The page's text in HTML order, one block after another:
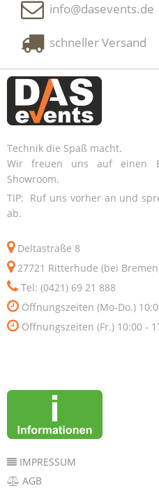
info@dasevents.de
schneller Versand
Technik die Spaß macht.
Wir freuen uns auf einen
Showroom.
TIP: Ruf uns vorher an und
ab.
Deltastraße 8
27721 Ritterhude (bei
Tel: (0421) 69 21 888
Öffnungszeiten (Mo-Do.)
Öffnungszeiten (Fr.) 10:00 -
IMPRESSUM
AGB